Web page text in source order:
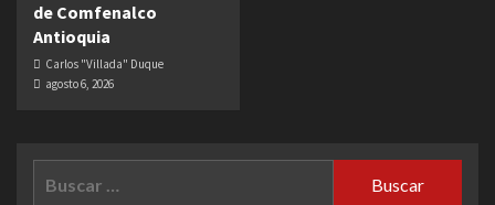
de Comfenalco
Antioquia
Carlos "Villada" Duque
agosto 6, 2026